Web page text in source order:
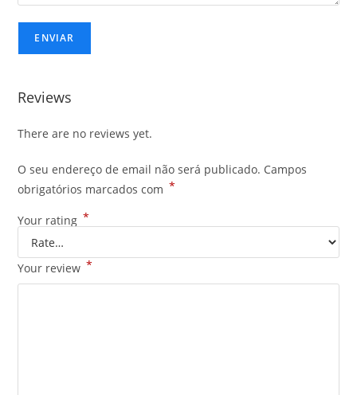
Reviews
There are no reviews yet.
O seu endereço de email não será publicado. Campos
obrigatórios marcados com *
Your rating *
Your review *